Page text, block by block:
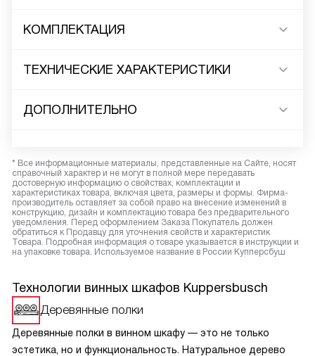
КОМПЛЕКТАЦИЯ
ТЕХНИЧЕСКИЕ ХАРАКТЕРИСТИКИ
ДОПОЛНИТЕЛЬНО
* Все информационные материалы, представленные на Сайте, носят
справочный характер и не могут в полной мере передавать
достоверную информацию о свойствах, комплектации и
характеристиках товара, включая цвета, размеры и формы. Фирма-
производитель оставляет за собой право на внесение изменений в
конструкцию, дизайн и комплектацию товара без предварительного
уведомления. Перед оформлением Заказа Покупатель должен
обратиться к Продавцу для уточнения свойств и характеристик
Товара. Подробная информация о товаре указывается в инструкции и
на упаковке товара. Используемое название в России Купперсбуш
Технологии винных шкафов Kuppersbusch
Деревянные полки
Деревянные полки в винном шкафу — это не только
эстетика, но и функциональность. Натуральное дерево